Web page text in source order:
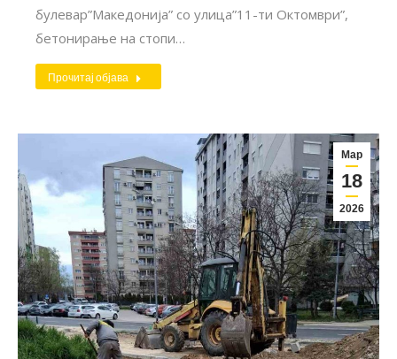
булевар”Македонија” со улица”11-ти Октомври”,
бетонирање на стопи…
Прочитај објава
Мар
18
2026